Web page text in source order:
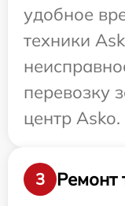
удобное
техники
перевозку
центр Asko.
3
Ремонт